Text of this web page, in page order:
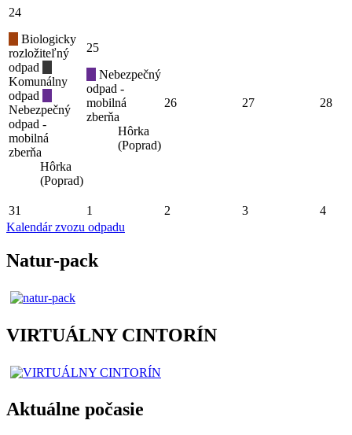
24
Biologicky
rozložiteľný
odpad
Komunálny
odpad
Nebezpečný
odpad -
mobilná
zberňa
Hôrka
(Poprad)
25
Nebezpečný
odpad -
mobilná
zberňa
Hôrka
(Poprad)
26 27 28
31 1 2 3
4
Kalendár zvozu odpadu
Natur-pack
VIRTUÁLNY CINTORÍN
Aktuálne počasie